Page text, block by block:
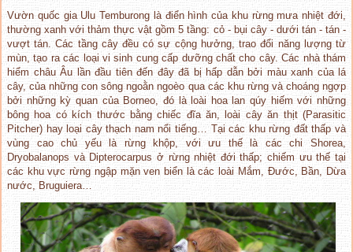
Vườn quốc gia Ulu Temburong là điển hình của khu rừng mưa nhiệt đới,
thường xanh với thảm thực vật gồm 5 tầng: cỏ - bụi cây - dưới tán - tán -
vượt tán. Các tầng cây đều có sự cộng hưởng, trao đổi năng lượng từ
mùn, tạo ra các loại vi sinh cung cấp dưỡng chất cho cây. Các nhà thám
hiểm châu Âu lần đầu tiên đến đây đã bị hấp dẫn bởi màu xanh của lá
cây, của những con sông ngoằn ngoèo qua các khu rừng và choáng ngợp
bởi những kỳ quan của Borneo, đó là loài hoa lan qúy hiếm với những
bông hoa có kích thước bằng chiếc đĩa ăn, loài cây ăn thịt (Parasitic
Pitcher) hay loại cây thạch nam nổi tiếng… Tại các khu rừng đất thấp và
vùng cao chủ yếu là rừng khộp, với ưu thế là các chi Shorea,
Dryobalanops và Dipterocarpus ở rừng nhiệt đới thấp; chiếm ưu thế tại
các khu vực rừng ngập mặn ven biển là các loài Mắm, Đước, Bần, Dừa
nước, Bruguiera…